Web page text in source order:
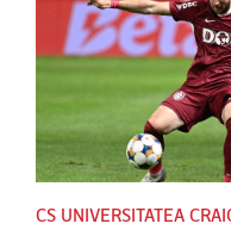
CS UNIVERSITATEA